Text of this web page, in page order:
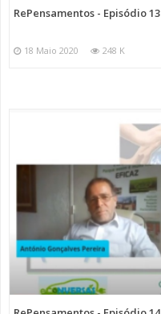
RePensamentos - Episódio 13
18 Maio 2020 248 K